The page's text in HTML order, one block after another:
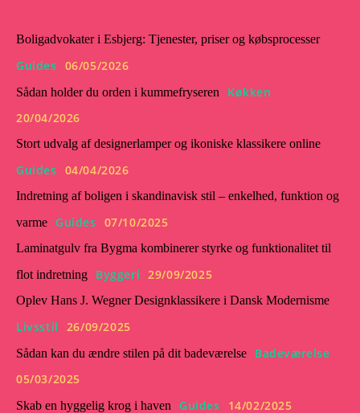
Boligadvokater i Esbjerg: Tjenester, priser og købsprocesser
Guides 06/05/2026
Sådan holder du orden i kummefryseren
Køkken
20/04/2026
Stort udvalg af designerlamper og ikoniske klassikere online
Guides 04/04/2026
Indretning af boligen i skandinavisk stil – enkelhed, funktion og
varme Guides 07/10/2025
Laminatgulv fra Bygma kombinerer styrke og funktionalitet til
flot indretning
Byggeri 29/09/2025
Oplev Hans J. Wegner Designklassikere i Dansk Modernisme
Livsstil 26/09/2025
Sådan kan du ændre stilen på dit badeværelse
Badeværelse
05/03/2025
Skab en hyggelig krog i haven Guides 14/02/2025